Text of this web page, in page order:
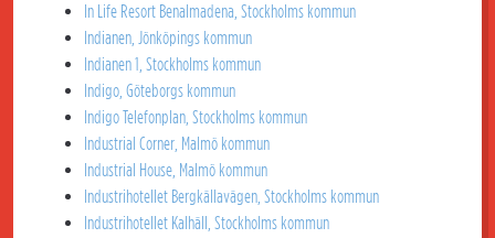
In Life Resort Benalmadena, Stockholms kommun
Indianen, Jönköpings kommun
Indianen 1, Stockholms kommun
Indigo, Göteborgs kommun
Indigo Telefonplan, Stockholms kommun
Industrial Corner, Malmö kommun
Industrial House, Malmö kommun
Industrihotellet Bergkällavägen, Stockholms kommun
Industrihotellet Kalhäll, Stockholms kommun